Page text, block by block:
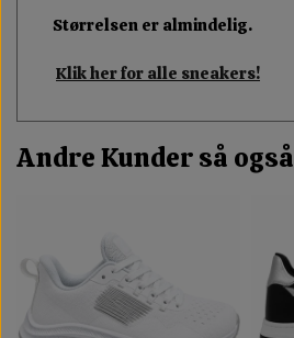
Størrelsen er almindelig.
Klik her for alle sneakers!
Andre Kunder så også